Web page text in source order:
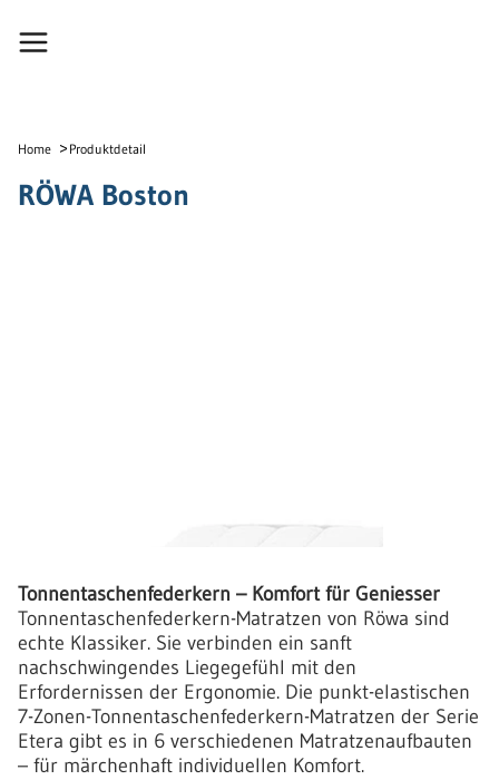
Home > Produktdetail
RÖWA Boston
Tonnentaschenfederkern – Komfort für Geniesser
Tonnentaschenfederkern-Matratzen von Röwa sind
echte Klassiker. Sie verbinden ein sanft
nachschwingendes Liegegefühl mit den
Erfordernissen der Ergonomie. Die punkt-elastischen
7-Zonen-Tonnentaschenfederkern-Matratzen der Serie
Etera gibt es in 6 verschiedenen Matratzenaufbauten
– für märchenhaft individuellen Komfort.